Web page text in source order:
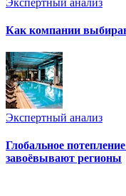
Как компании
Экспертный анализ
Глобальное
завоёвывают регионы